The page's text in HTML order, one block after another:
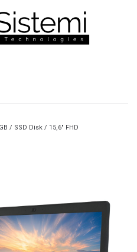
/ SSD Disk / 15,6″ FHD